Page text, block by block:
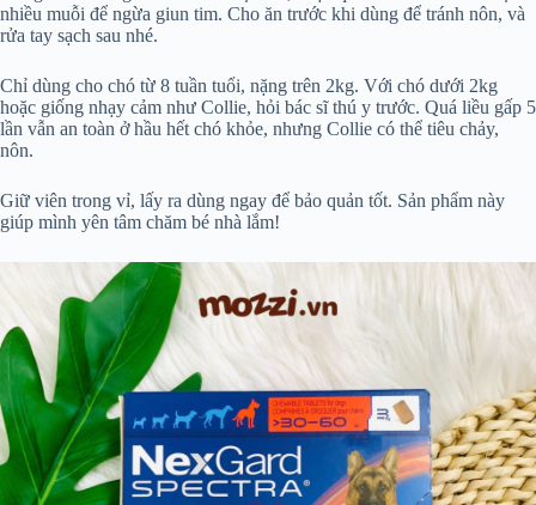
nhiều muỗi để ngừa giun tim. Cho ăn trước khi dùng để tránh nôn, và
rửa tay sạch sau nhé.
Chỉ dùng cho chó từ 8 tuần tuổi, nặng trên 2kg. Với chó dưới 2kg
hoặc giống nhạy cảm như Collie, hỏi bác sĩ thú y trước. Quá liều gấp 5
lần vẫn an toàn ở hầu hết chó khỏe, nhưng Collie có thể tiêu chảy,
nôn.
Giữ viên trong vỉ, lấy ra dùng ngay để bảo quản tốt. Sản phẩm này
giúp mình yên tâm chăm bé nhà lắm!